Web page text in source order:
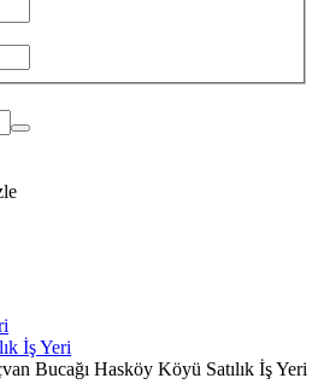
İş Yeri
Bucağı Hasköy Köyü Satılık İş Yeri